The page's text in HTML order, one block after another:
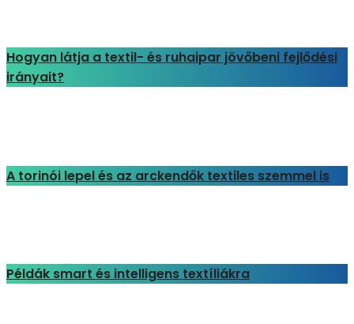
Hogyan látja a textil- és ruhaipar jövőbeni fejlődési
irányait?
A torinói lepel és az arckendők textiles szemmel is
Példák smart és intelligens textíliákra